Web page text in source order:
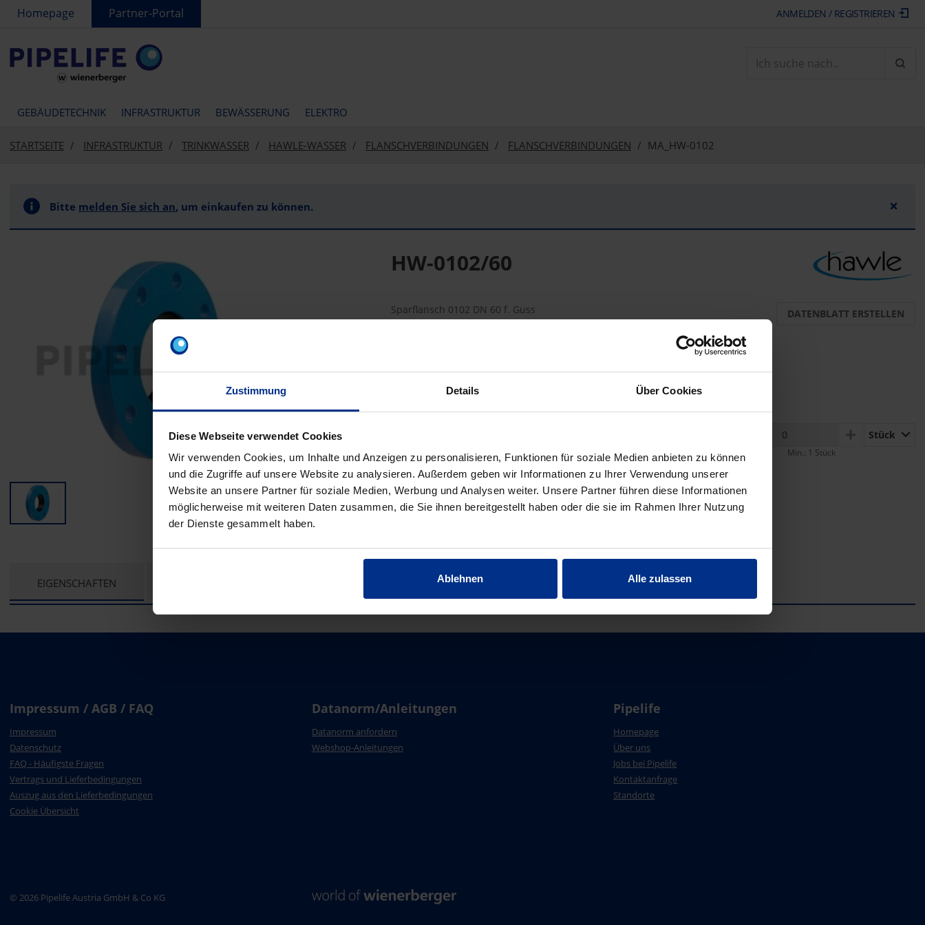
Zustimmung Details Über Cookies
Diese Webseite verwendet Cookies
Wir verwenden Cookies, um Inhalte und Anzeigen zu personalisieren, Funktionen für soziale Medien anbieten zu können
und die Zugriffe auf unsere Website zu analysieren. Außerdem geben wir Informationen zu Ihrer Verwendung unserer
Website an unsere Partner für soziale Medien, Werbung und Analysen weiter. Unsere Partner führen diese Informationen
möglicherweise mit weiteren Daten zusammen, die Sie ihnen bereitgestellt haben oder die sie im Rahmen Ihrer Nutzung
der Dienste gesammelt haben.
Ablehnen Alle zulassen
text.skipToContent
text.skipToNavigation
Homepage Partner-Portal ANMELDEN / REGISTRIEREN
GEBÄUDETECHNIK INFRASTRUKTUR BEWÄSSERUNG ELEKTRO
STARTSEITE INFRASTRUKTUR TRINKWASSER HAWLE-WASSER FLANSCHVERBINDUNGEN FLANSCHVERBINDUNGEN MA_HW-0102
Bitte melden Sie sich an, um einkaufen zu können. ×
HW-0102/60
Sparflansch 0102 DN 60 f. Guss
180 Stück = 1 Palette
DATENBLATT ERSTELLEN
PLUSStück
Min.: 1 Stück
62,70 €
pro 1 Stück (exkl. Mwst.)
AAT
Code
CURRENT
EIGENSCHAFTEN
Impressum / AGB / FAQ
Impressum
Datenschutz
FAQ - Häufigste Fragen
Vertrags und Lieferbedingungen
Auszug aus den Lieferbedingungen
Cookie Übersicht
Datanorm/Anleitungen
Datanorm anfordern
Webshop-Anleitungen
Pipelife
Homepage
Über uns
Jobs bei Pipelife
Kontaktanfrage
Standorte
© 2026 Pipelife Austria GmbH & Co KG